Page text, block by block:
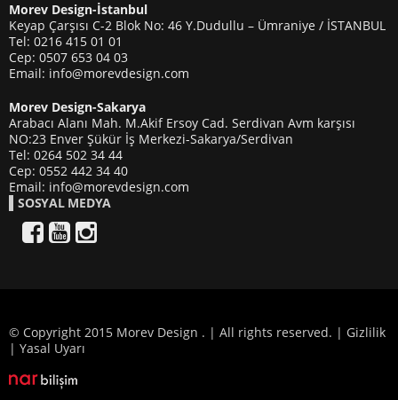
Morev Design-İstanbul
Keyap Çarşısı C-2 Blok No: 46 Y.Dudullu – Ümraniye / İSTANBUL
Tel: 0216 415 01 01
Cep: 0507 653 04 03
Email: info@morevdesign.com
Morev Design-Sakarya
Arabacı Alanı Mah. M.Akif Ersoy Cad. Serdivan Avm karşısı
NO:23 Enver Şükür İş Merkezi-Sakarya/Serdivan
Tel: 0264 502 34 44
Cep: 0552 442 34 40
Email: info@morevdesign.com
SOSYAL MEDYA
© Copyright 2015 Morev Design . | All rights reserved. | Gizlilik
| Yasal Uyarı